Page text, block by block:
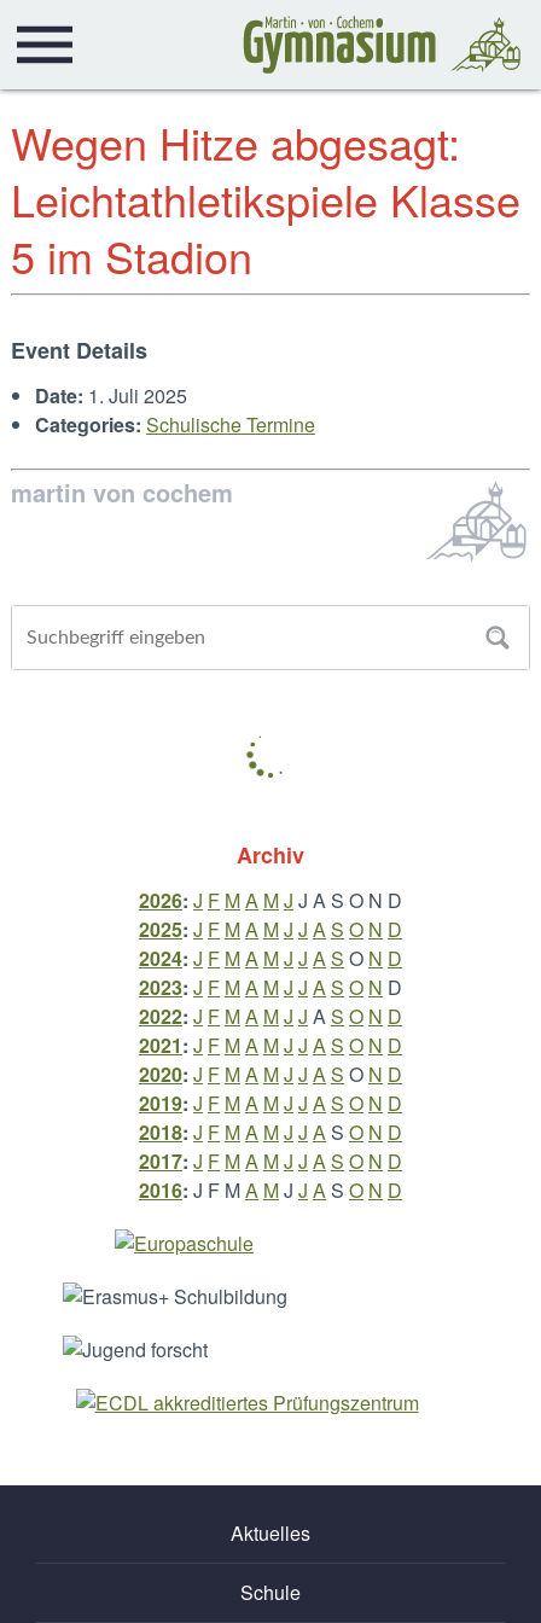
Wegen Hitze abgesagt:
Leichtathletikspiele Klasse
5 im Stadion
Event Details
Date: 1. Juli 2025
Categories: Schulische Termine
martin von cochem
Archiv
2026: J F MA MJ J AS O N D
2025: J F MA MJ J AS O N D
2024: J F MA MJ J AS O N D
2023: J F MA MJ J AS O N D
2022: J F MA MJ J AS O N D
2021: J F MA MJ J AS O N D
2020: J F MA MJ J AS O N D
2019: J F MA MJ J AS O N D
2018: J F MA MJ J AS O N D
2017: J F MA MJ J AS O N D
2016: J F MA MJ J AS O N D
Aktuelles
Schule